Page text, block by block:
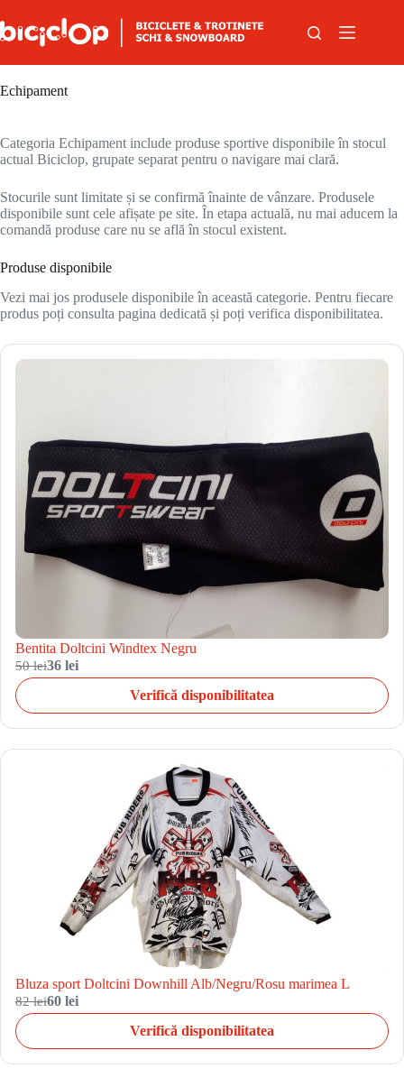
Echipament
Categoria Echipament include produse sportive disponibile în stocul
actual Biciclop, grupate separat pentru o navigare mai clară.
Stocurile sunt limitate și se confirmă înainte de vânzare. Produsele
disponibile sunt cele afișate pe site. În etapa actuală, nu mai aducem la
comandă produse care nu se află în stocul existent.
Produse disponibile
Vezi mai jos produsele disponibile în această categorie. Pentru fiecare
produs poți consulta pagina dedicată și poți verifica disponibilitatea.
Bentita Doltcini Windtex Negru
50 lei36 lei
Verifică disponibilitatea
Bluza sport Doltcini Downhill Alb/Negru/Rosu marimea L
82 lei60 lei
Verifică disponibilitatea